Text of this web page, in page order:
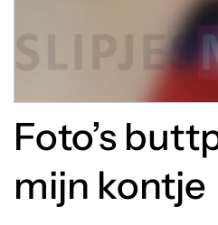
Foto’s
mijn kontje